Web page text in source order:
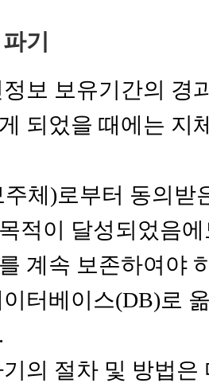
기
보 보유기간의 경
되었을 때에는 지
체)로부터 동의받
적이 달성되었음
계속 보존하여야
터베이스(DB)로
의 절차 및 방법은